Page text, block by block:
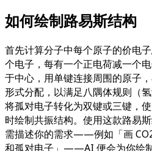
如何绘制路易斯结构
首先计算分子中每个原子的价电
个电子，每有一个正电荷减一个
于中心，用单键连接周围的原子
形式分配，以满足八隅体规则（
将孤对电子转化为双键或三键，
时绘制共振结构。使用这款路易
需描述你的需求——例如「画
和孤对电子」——AI 便会为你绘